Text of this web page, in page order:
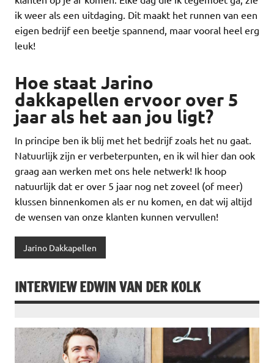
ik weer als een uitdaging. Dit maakt het runnen van een
eigen bedrijf een beetje spannend, maar vooral heel erg
leuk!
Hoe staat Jarino
dakkapellen ervoor over 5
jaar als het aan jou ligt?
In principe ben ik blij met het bedrijf zoals het nu gaat.
Natuurlijk zijn er verbeterpunten, en ik wil hier dan ook
graag aan werken met ons hele netwerk! Ik hoop
natuurlijk dat er over 5 jaar nog net zoveel (of meer)
klussen binnenkomen als er nu komen, en dat wij altijd
de wensen van onze klanten kunnen vervullen!
Jarino Dakkapellen
INTERVIEW EDWIN VAN DER KOLK